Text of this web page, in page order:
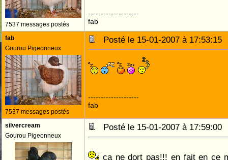
7537 messages postés
--------------------
fab
fab
Gourou Pigeonneux
7537 messages postés
Posté le 15-01-2007 à
--------------------
fab
silvercream
Gourou Pigeonneux
Posté le 15-01-2007 à
ça ne dort pas!!! en fait en ce